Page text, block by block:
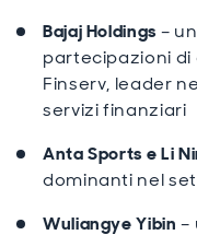
Bajaj Holdings–
partecipazioni di
Finserv, leader
servizi finanziari
Anta Sports e Li
dominanti nel
Wuliangye Yibin –